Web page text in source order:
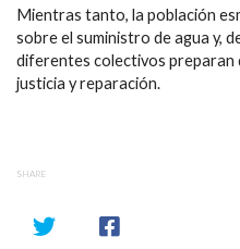
Mientras tanto, la población
sobre el suministro de agua y,
diferentes colectivos preparan
justicia y reparación.
SHARE